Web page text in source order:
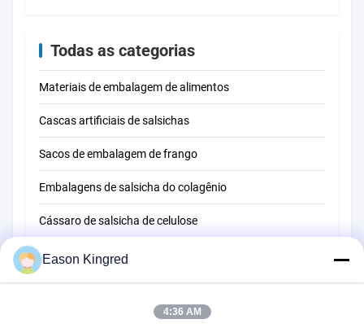
Todas as categorias
Materiais de embalagem de alimentos
Cascas artificiais de salsichas
Sacos de embalagem de frango
Embalagens de salsicha do colagênio
Cássaro de salsicha de celulose
Cascas de salsichas PVDC
embalagens de salsicha naturais
Sacos de embalagem de alimentos
Eason Kingred
4:36 AM